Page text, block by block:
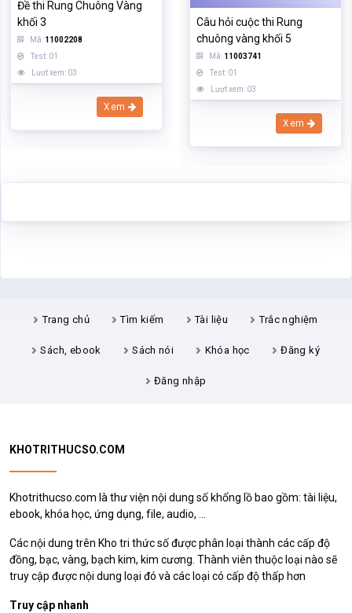
Đề thi Rung Chuông Vàng
khối 3
Mã: 11002208
Test: 01
Lượt xem: 03
Xem
Câu hỏi cuộc thi Rung
chuông vàng khối 5
Mã: 11003741
Test: 01
Lượt xem: 03
Xem
Trang chủ Tìm kiếm Tài liệu Trắc nghiệm
Sách, ebook Sách nói Khóa học Đăng ký
Đăng nhập
KHOTRITHUCSO.COM
Khotrithucso.com là thư viện nội dung số khổng lồ bao gồm: tài liệu,
ebook, khóa học, ứng dụng, file, audio, ...
Các nội dung trên Kho tri thức số được phân loại thành các cấp độ
đồng, bạc, vàng, bạch kim, kim cương. Thành viên thuộc loại nào sẽ
truy cập được nội dung loại đó và các loại có cấp độ thấp hơn
Truy cập nhanh